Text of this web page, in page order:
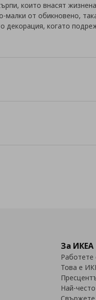
които внасят
малки от обикновено,
декорация, когато
За ИКЕА
Работете
Това е
Най-